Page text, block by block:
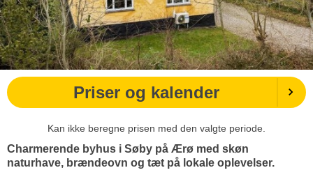
Priser og kalender
Kan ikke beregne prisen med den valgte periode.
Charmerende byhus i Søby på Ærø med skøn
naturhave, brændeovn og tæt på lokale oplevelser.